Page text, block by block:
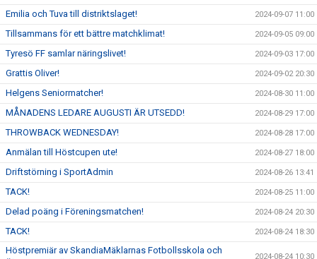
Emilia och Tuva till distriktslaget! 2024-09-07 11:00
Tillsammans för ett bättre matchklimat! 2024-09-05 09:00
Tyresö FF samlar näringslivet! 2024-09-03 17:00
Grattis Oliver! 2024-09-02 20:30
Helgens Seniormatcher! 2024-08-30 11:00
MÅNADENS LEDARE AUGUSTI ÄR UTSEDD! 2024-08-29 17:00
THROWBACK WEDNESDAY! 2024-08-28 17:00
Anmälan till Höstcupen ute! 2024-08-27 18:00
Driftstörning i SportAdmin 2024-08-26 13:41
TACK! 2024-08-25 11:00
Delad poäng i Föreningsmatchen! 2024-08-24 20:30
TACK! 2024-08-24 18:30
Höstpremiär av SkandiaMäklarnas Fotbollsskola och
2024-08-24 10:30